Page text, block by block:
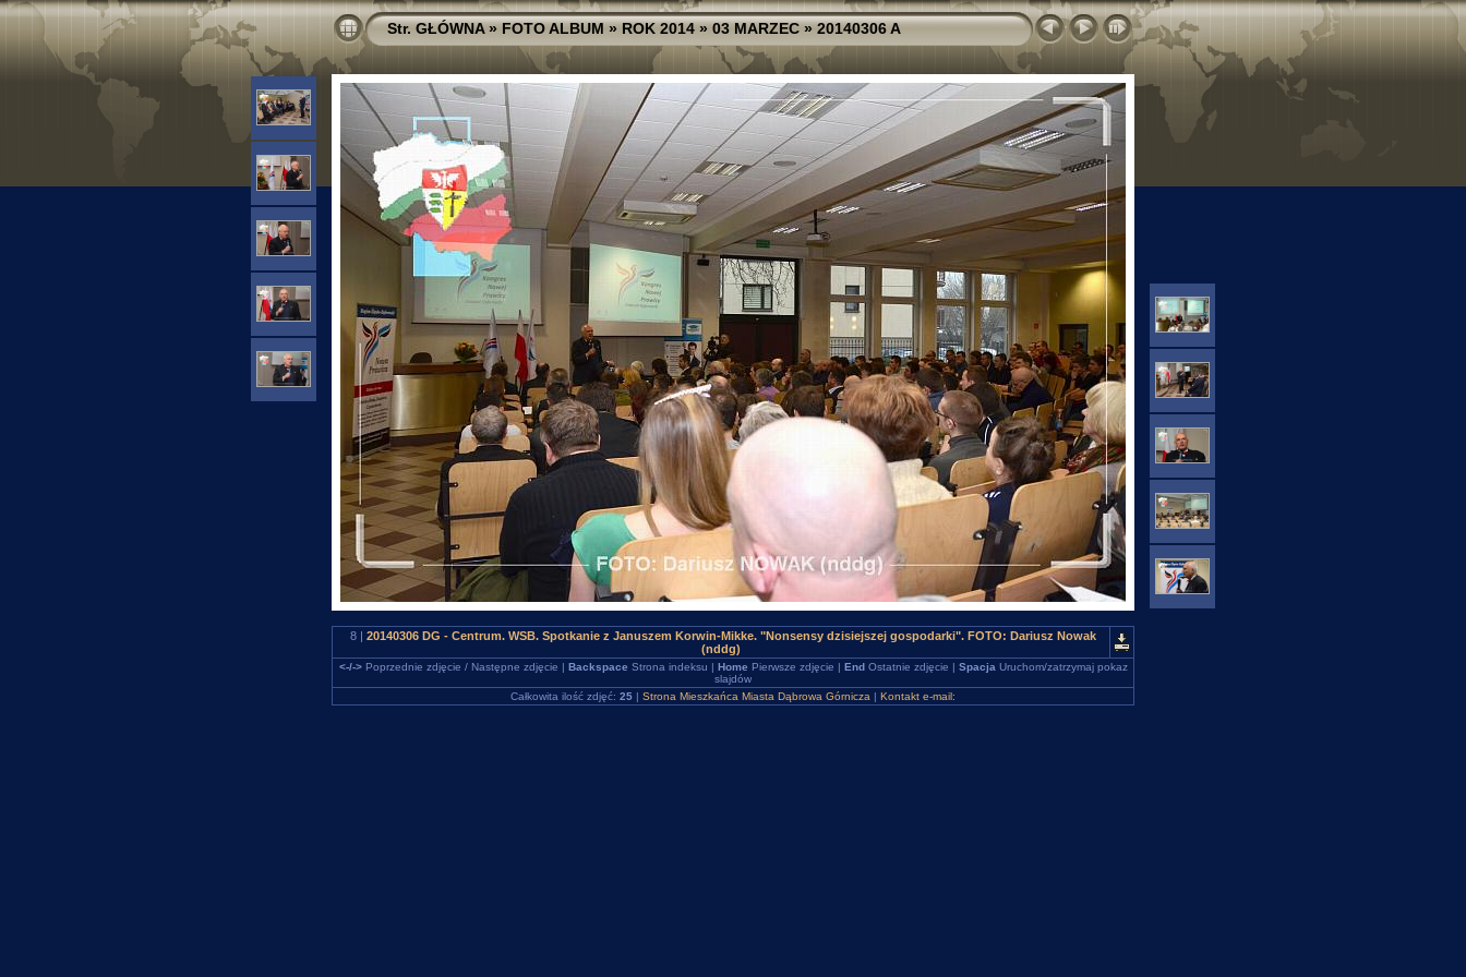
Str. GŁÓWNA»FOTO ALBUM»ROK 2014»03 MARZEC»20140306 A
8 | 20140306 DG - Centrum. WSB. Spotkanie z Januszem Korwin-Mikke. "Nonsensy dzisiejszej gospodarki". FOTO: Dariusz Nowak
(nddg)
<-/->Poprzednie zdjęcie / Następne zdjęcie | Backspace Strona indeksu | Home Pierwsze zdjęcie | EndOstatnie zdjęcie | Spacja Uruchom/zatrzymaj pokaz
slajdów
Całkowita ilość zdjęć: 25 | Strona Mieszkańca Miasta Dąbrowa Górnicza | Kontakt e-mail: